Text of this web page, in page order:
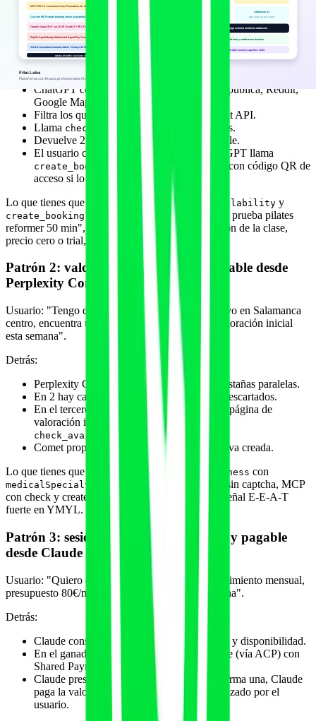
Usuario: "Recomiéndame un estudio de pilates reformer en Madrid
centro y reserva una clase de prueba para el próximo sábado a las
Detrás:
ChatGPT consulta su pool de fuentes (web pública, Reddit,
Google Maps, Wikidata).
Filtra los que tienen MCP server o Storefront API.
Llama check_availability
a 3 candidatos.
Devuelve 2 propuestas con horario reservable.
El usuario confirma uno con un click. ChatGPT llama
create_booking
y devuelve confirmación con código QR de
acceso si lo expones.
Lo que tienes que exponer: MCP concheck_availability y
create_booking
para tu tipo de evento "Clase de prueba pilates
reformer 50 min",
schema con descripción de la clase,
precio cero o trial, política de cancelación clara.
Patrón 2: valoración inicial fisio reservable desde
Perplexity Comet
Usuario: "Tengo dolor lumbar hace 3 semanas, vivo en Salamanca
centro, encuentra un fisio especialista y reserva valoración inicial
esta semana".
Detrás:
Perplexity Comet abre tres candidatos en pestañas paralelas.
En 2 hay captcha o iframe sin alternativa. Descartados.
En el tercero hay schema MedicalBusiness, página de
valoración inicial con SSR y MCP con
check_availability
Comet propone slot, usuario confirma, reserva creada.
Lo que tienes que exponer: schema
MedicalBusiness con
medicalSpecialty
, página de valoración inicial sin captcha, MCP
con check y create, datos de fisio colegiado para señal E-E-A-T
fuerte en YMYL.
Patrón 3: sesión nutricional reservable y pagable
desde Claude
Usuario: "Quiero empezar plan nutrición con seguimiento mensual,
presupuesto 80€/mes, valoración inicial esta semana".
Detrás:
Claude consulta candidatos, filtra por precio y disponibilidad.
En el ganador hay MCP de Cal.com + Stripe (vía ACP) con
Shared Payment Token.
Claude presenta dos opciones, usuario confirma una, Claude
paga la valoración inicial con el token autorizado por el
usuario.